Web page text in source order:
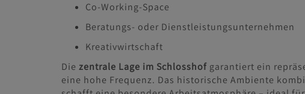
Co-Working-Space
Beratungs- oder Dienstleistungsunternehmen
Kreativwirtschaft
Die zentrale Lage im Schlosshof garantiert ein
eine hohe Frequenz. Das historische Ambiente